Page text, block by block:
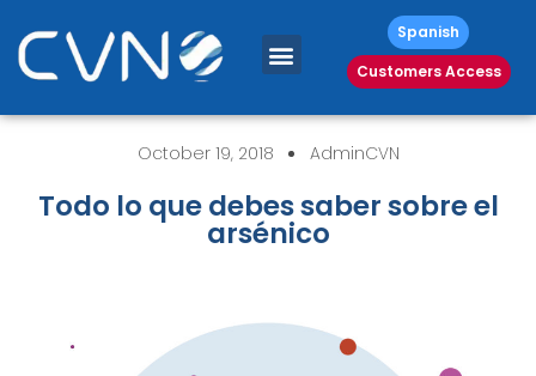
Spanish
Customers Access
October 19, 2018 AdminCVN
Todo lo que debes saber sobre el
arsénico